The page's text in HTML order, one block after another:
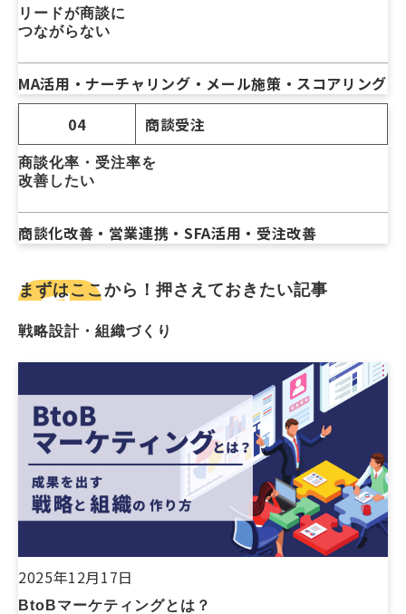
リードが商談に
つながらない
MA活用・ナーチャリング・メール施策・スコアリング
04
商談受注
商談化率・受注率を
改善したい
商談化改善・営業連携・SFA活用・受注改善
まずはここから！押さえておきたい記事
戦略設計・組織づくり
2025年12月17日
BtoBマーケティングとは？